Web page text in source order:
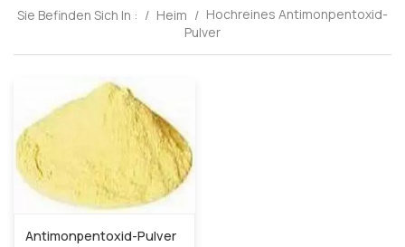
Sie Befinden Sich In : / Heim / Hochreines Antimonpentoxid-
Pulver
Antimonpentoxid-Pulver